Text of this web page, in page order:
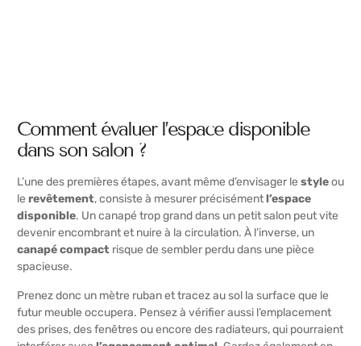
Comment évaluer l’espace disponible
dans son salon ?
L’une des premières étapes, avant même d’envisager le styleou
le revêtement, consiste à mesurer précisémentl’espace
disponible. Uncanapé trop grand dans un petit salon peut vite
devenir encombrant et nuire à la circulation. À l’inverse, un
canapé compact risque de sembler perdu dans une pièce
spacieuse.
Prenez donc un mètre ruban et tracez au sol la surface que le
futur meuble occupera. Pensez à vérifier aussi l’emplacement
des prises, des fenêtres ou encore des radiateurs, qui pourraient